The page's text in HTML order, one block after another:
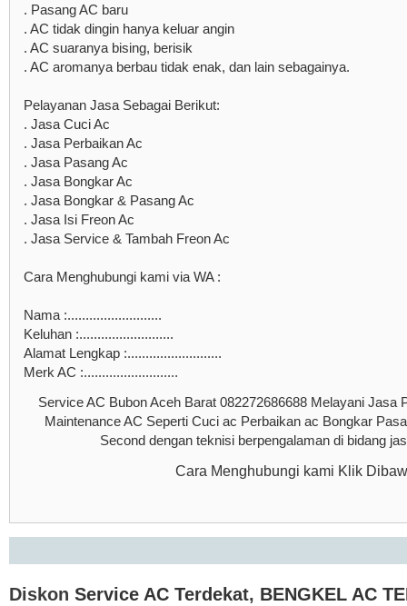
. Pasang AC baru
. AC tidak dingin hanya keluar angin
. AC suaranya bising, berisik
. AC aromanya berbau tidak enak, dan lain sebagainya.
Pelayanan Jasa Sebagai Berikut:
. Jasa Cuci Ac
. Jasa Perbaikan Ac
. Jasa Pasang Ac
. Jasa Bongkar Ac
. Jasa Bongkar & Pasang Ac
. Jasa Isi Freon Ac
. Jasa Service & Tambah Freon Ac
Cara Menghubungi kami via WA :
Nama :..........................
Keluhan :..........................
Alamat Lengkap :..........................
Merk AC :..........................
Service AC Bubon Aceh Barat 082272686688 Melayani Jasa
Maintenance AC Seperti Cuci ac Perbaikan ac Bongkar
Second dengan teknisi berpengalaman di bidang
Cara Menghubungi kami Klik
Diskon Service AC Terdekat, BENGKEL AC